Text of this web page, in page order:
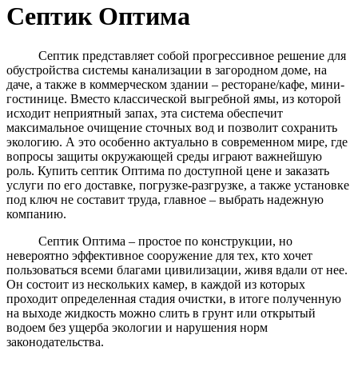
Септик Оптима
Септик представляет собой прогрессивное решение для
обустройства системы канализации в загородном доме, на
даче, а также в коммерческом здании – ресторане/кафе, мини-
гостинице. Вместо классической выгребной ямы, из которой
исходит неприятный запах, эта система обеспечит
максимальное очищение сточных вод и позволит сохранить
экологию. А это особенно актуально в современном мире, где
вопросы защиты окружающей среды играют важнейшую
роль. Купить септик Оптима по доступной цене и заказать
услуги по его доставке, погрузке-разгрузке, а также установке
под ключ не составит труда, главное – выбрать надежную
компанию.
Септик Оптима – простое по конструкции, но
невероятно эффективное сооружение для тех, кто хочет
пользоваться всеми благами цивилизации, живя вдали от нее.
Он состоит из нескольких камер, в каждой из которых
проходит определенная стадия очистки, в итоге полученную
на выходе жидкость можно слить в грунт или открытый
водоем без ущерба экологии и нарушения норм
законодательства.